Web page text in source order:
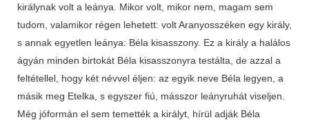
királynak volt a leánya. Mikor volt, mikor nem, magam sem
tudom, valamikor régen lehetett: volt Aranyosszéken egy király,
s annak egyetlen leánya: Béla kisasszony. Ez a király a halálos
ágyán minden birtokát Béla kisasszonyra testálta, de azzal a
feltétellel, hogy két névvel éljen: az egyik neve Béla legyen, a
másik meg Etelka, s egyszer fiú, másszor leányruhát viseljen.
Még jóformán el sem temették a királyt, hírül adják Béla